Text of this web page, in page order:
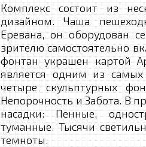
Комплекс состоит из
дизайном. Чаша
Еревана, он оборудован
зрителю самостоятельно
фонтан украшен картой
является одним из
четыре скульптурных
Непорочность и Забота. В
насадки: Пенные,
туманные. Тысячи
темноты.